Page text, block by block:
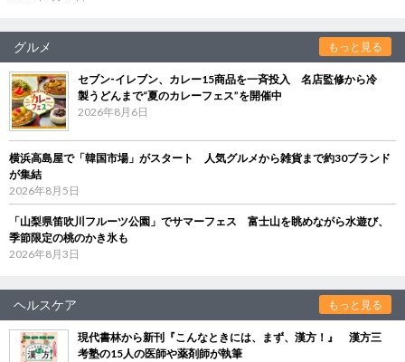
グルメ もっと見る
セブン‐イレブン、カレー15商品を一斉投入 名店監修から冷
製うどんまで“夏のカレーフェス”を開催中
2026年8月6日
横浜高島屋で「韓国市場」がスタート 人気グルメから雑貨まで約30ブランド
が集結
2026年8月5日
「山梨県笛吹川フルーツ公園」でサマーフェス 富士山を眺めながら水遊び、
季節限定の桃のかき氷も
2026年8月3日
ヘルスケア もっと見る
現代書林から新刊『こんなときには、まず、漢方！』 漢方三
考塾の15人の医師や薬剤師が執筆